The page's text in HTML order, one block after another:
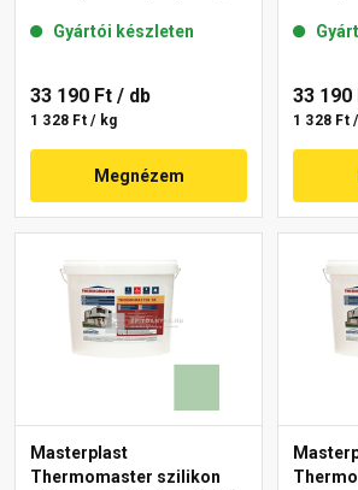
Gyártói készleten
33 190 Ft / db
1 328 Ft / kg
Megnézem
33 190
1 328 Ft
Masterplast
Thermomaster szilikon